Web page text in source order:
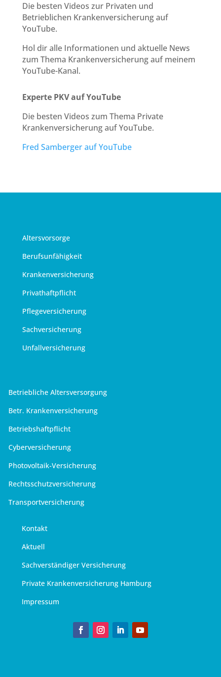
Die besten Videos zur Privaten und
Betrieblichen Krankenversicherung auf
YouTube.
Hol dir alle Informationen und aktuelle News
zum Thema Krankenversicherung auf meinem
YouTube-Kanal.
Experte PKV auf YouTube
Die besten Videos zum Thema Private
Krankenversicherung auf YouTube.
Fred Samberger auf YouTube
Altersvorsorge
Berufsunfähigkeit
Krankenversicherung
Privathaftpflicht
Pflegeversicherung
Sachversicherung
Unfallversicherung
Betriebliche Altersversorgung
Betr. Krankenversicherung
Betriebshaftpflicht
Cyberversicherung
Photovoltaik-Versicherung
Rechtsschutzversicherung
Transportversicherung
Kontakt
Aktuell
Sachverständiger Versicherung
Private Krankenversicherung Hamburg
Impressum